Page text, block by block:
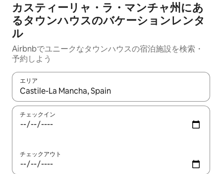
カスティーリャ・ラ・マンチャ州にあ
るタウンハウスのバケーションレンタ
ル
Airbnbでユニークなタウンハウスの宿泊施設を検索・
予約しよう
エリア
検索結果が表示されたら、上下の矢印キーを使って移動するか
チェックイン
チェックアウト